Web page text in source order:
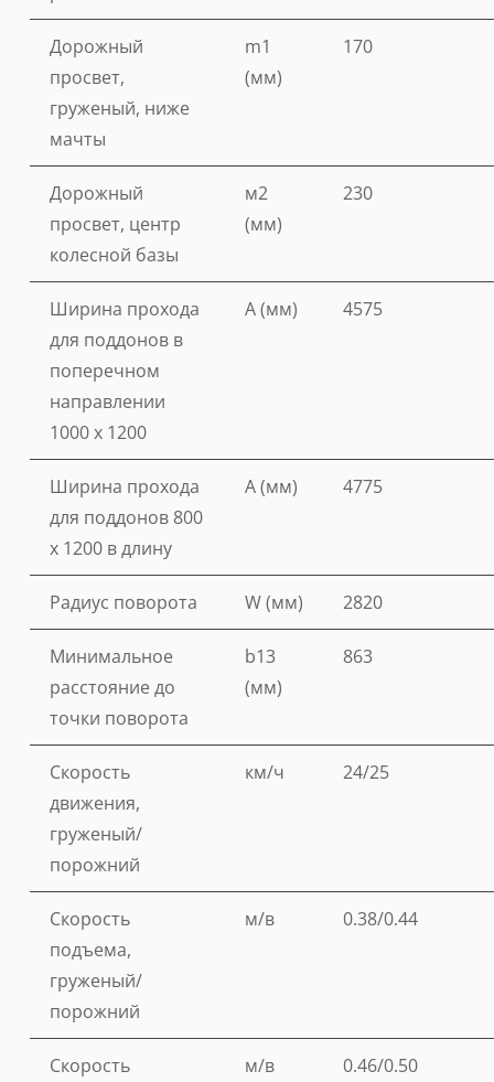
Дорожный
просвет,
груженый, ниже
мачты
m1
(мм)
170
Дорожный
просвет, центр
колесной базы
м2
(мм)
230
Ширина прохода
для поддонов в
поперечном
направлении
1000 x 1200
A (мм) 4575
Ширина прохода
для поддонов 800
x 1200 в длину
A (мм) 4775
Радиус поворота W (мм) 2820
Минимальное
расстояние до
точки поворота
b13
(мм)
863
Скорость
движения,
груженый/
порожний
км/ч 24/25
Скорость
подъема,
груженый/
порожний
м/в 0.38/0.44
Скорость
м/в 0.46/0.50